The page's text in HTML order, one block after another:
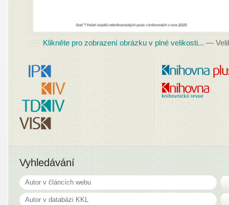
Klikněte pro zobrazení obrázku v plné velikosti... —
Vyhledávání